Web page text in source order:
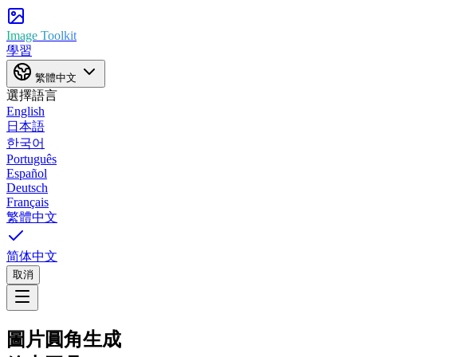
Image Toolkit
學習
繁體中文
選擇語言
English
日本語
한국어
Português
Español
Deutsch
Français
繁體中文
简体中文
取消
圖片圓角生成